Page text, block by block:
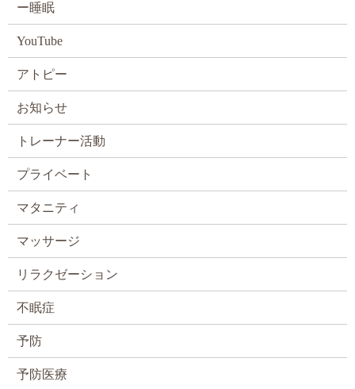
ー睡眠
YouTube
アトピー
お知らせ
トレーナー活動
プライベート
マタニティ
マッサージ
リラクゼーション
不眠症
予防
予防医療